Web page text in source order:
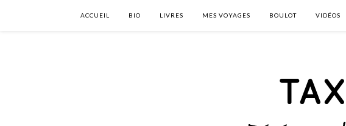
ACCUEIL BIO LIVRES MES VOYAGES BOULOT VIDÉOS